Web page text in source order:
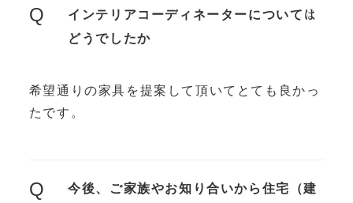
Q インテリアコーディネーターについて は
どうでしたか
希望通りの家具を提案して頂いてとても良かっ
たです。
Q
今後、ご家族やお知り合いから住宅（建